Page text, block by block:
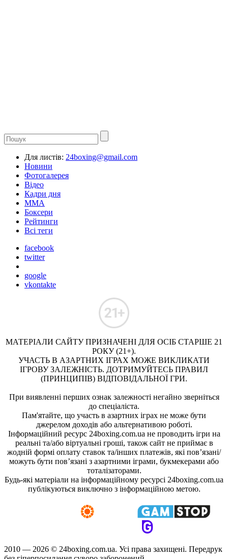
Для листів: 24boxing@gmail.com
Новини
Фотогалерея
Відео
Кадри дня
ММА
Боксери
Рейтинги
Всі теги
facebook
twitter
google
vkontakte
МАТЕРІАЛИ САЙТУ ПРИЗНАЧЕНІ ДЛЯ ОСІБ СТАРШЕ 21
РОКУ (21+).
УЧАСТЬ В АЗАРТНИХ ІГРАХ МОЖЕ ВИКЛИКАТИ
ІГРОВУ ЗАЛЕЖНІСТЬ. ДОТРИМУЙТЕСЬ ПРАВИЛ
(ПРИНЦИПІВ) ВІДПОВІДАЛЬНОЇ ГРИ.
При виявленні перших ознак залежності негайно зверніться
до спеціаліста.
Пам'ятайте, що участь в азартних іграх не може бути
джерелом доходів або альтернативою роботі.
Інформаційний ресурс 24boxing.com.ua не проводить ігри на
реальні та/або віртуальні гроші, також сайт не приймає в
жодній формі оплату ставок та/інших платежів, які пов’язані/
можуть бути пов’язані з азартними іграми, букмекерами або
тоталізаторами.
Будь-які матеріали на інформаційному ресурсі 24boxing.com.ua
публікуються виключно з інформаційною метою.
2010 — 2026 © 24boxing.com.ua. Усi права захищенi. Передрук